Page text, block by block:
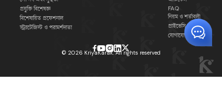
প্রযুক্তি বিশেষজ্ঞ
বিশেষায়িত প্রফেশনাল
স্ট্র্যাটেজিস্ট ও পরামর্শদাতা
FAQ
নিয়ম ও শর্তাবলী
প্রাইভেসি পলিসি
যোগাযোগ
© 2026 KriyaKarak. All rights reserved